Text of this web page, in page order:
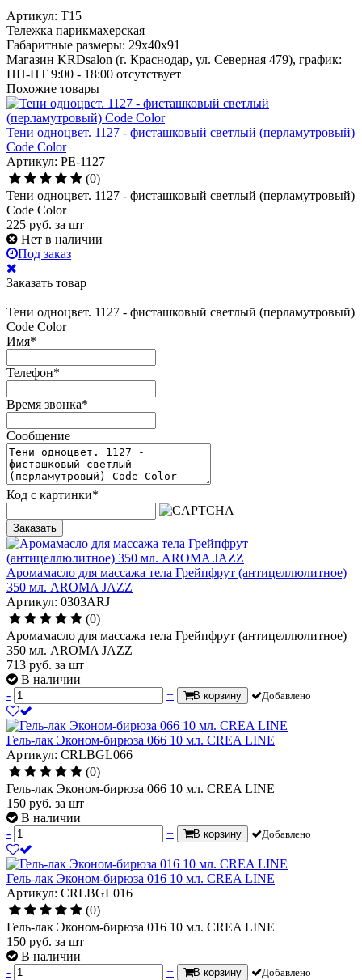
Артикул: T15
Тележка парикмахерская
Габаритные размеры: 29x40x91
Магазин KRDsalon (г. Краснодар, ул. Северная 479), график:
ПН-ПТ 9:00 - 18:00 отсутствует
Похожие товары
Тени одноцвет. 1127 - фисташковый светлый (перламутровый)
Code Color
Артикул: PE-1127
(0)
Тени одноцвет. 1127 - фисташковый светлый (перламутровый)
Code Color
225 руб. за шт
Нет в наличии
Под заказ
Заказать товар
Тени одноцвет. 1127 - фисташковый светлый (перламутровый)
Code Color
Имя*
Телефон*
Время звонка*
Сообщение
Код с картинки*
Заказать
Аромамасло для массажа тела Грейпфрут (антицеллюлитное)
350 мл. AROMA JAZZ
Артикул: 0303ARJ
(0)
Аромамасло для массажа тела Грейпфрут (антицеллюлитное)
350 мл. AROMA JAZZ
713 руб. за шт
В наличии
-
+ В корзину Добавлено
Гель-лак Эконом-бирюза 066 10 мл. CREA LINE
Артикул: CRLBGL066
(0)
Гель-лак Эконом-бирюза 066 10 мл. CREA LINE
150 руб. за шт
В наличии
-
+ В корзину Добавлено
Гель-лак Эконом-бирюза 016 10 мл. CREA LINE
Артикул: CRLBGL016
(0)
Гель-лак Эконом-бирюза 016 10 мл. CREA LINE
150 руб. за шт
В наличии
-
+ В корзину Добавлено